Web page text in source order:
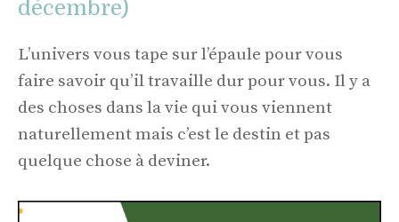
décembre)
L’univers vous tape sur l’épaule pour vous
faire savoir qu’il travaille dur pour vous. Il y a
des choses dans la vie qui vous viennent
naturellement mais c’est le destin et pas
quelque chose à deviner.